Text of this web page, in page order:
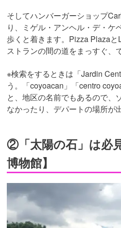
そしてハンバーガーショップ
り、ミゲル・アンヘル・デ・ケ
歩くと着きます。Pizza Plazaと
ストランの間の道をまっすぐ、で
※検索をするときは「Jardin
う。「coyoacan」「centro
と、地区の名前でもあるので、
なかったり、デパートの場所が
②「太陽の石」は必
博物館】